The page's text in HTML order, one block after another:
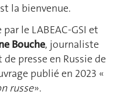
la bienvenue.
le LABEAC-GSI et
Bouche, journaliste
presse en Russie de
publié en 2023 «
russe».